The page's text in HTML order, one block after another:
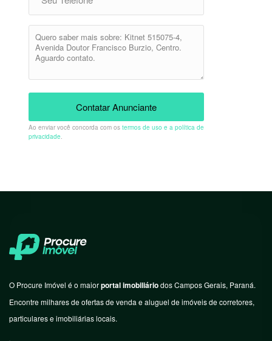
Contatar Anunciante
Ao enviar você concorda com os termos de uso e a política de
privacidade.
O Procure Imóvel é o maiorportal imobiliáriodos Campos Gerais, Paraná.
Encontre milhares de ofertas de venda e aluguel de imóveis de corretores,
particulares e imobiliárias locais.